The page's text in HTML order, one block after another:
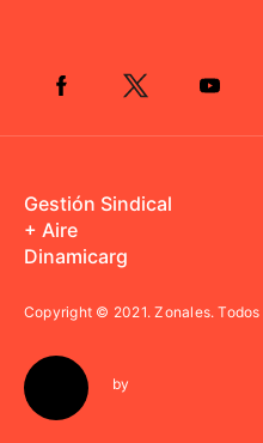
Gestión Sindical
+ Aire
Dinamicarg
Copyright © 2021.Zonales.
by